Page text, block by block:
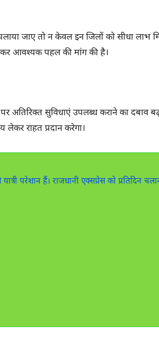
जाए तो न केवल इन जिलों को सीधा लाभ
आवश्यक पहल की मांग की है।
अतिरिक्त सुविधाएं उपलब्ध कराने का दबाव
लेकर राहत प्रदान करेगा।
परेशान हैं। राजधानी एक्सप्रेस को प्रतिदिन